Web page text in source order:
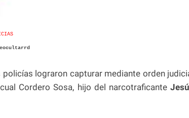
lograron capturar mediante orden
Cordero Sosa, hijo del narcotraficante